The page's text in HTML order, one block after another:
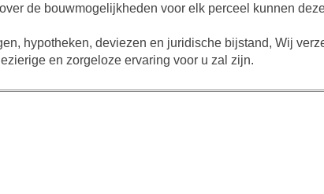
de bouwmogelijkheden voor elk perceel kunnen
hypotheken, deviezen en juridische bijstand, Wij
en zorgeloze ervaring voor u zal zijn.